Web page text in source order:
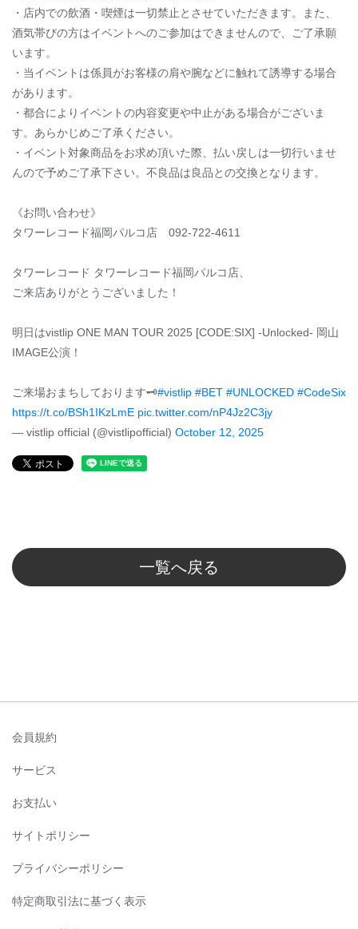
・店内での飲酒・喫煙は一切禁止とさせていただきます。また、
酒気帯びの方はイベントへのご参加はできませんので、ご了承願
います。
・当イベントは係員がお客様の肩や腕などに触れて誘導する場合
があります。
・都合によりイベントの内容変更や中止がある場合がございま
す。あらかじめご了承ください。
・イベント対象商品をお求め頂いた際、払い戻しは一切行いませ
んので予めご了承下さい。不良品は良品との交換となります。
《お問い合わせ》
タワーレコード福岡パルコ店 092-722-4611
タワーレコード タワーレコード福岡パルコ店、
ご来店ありがとうございました！
明日はvistlip ONE MAN TOUR 2025 [CODE:SIX] -Unlocked- 岡山
IMAGE公演！
ご来場おまちしております🗝️#vistlip #BET #UNLOCKED #CodeSix
https://t.co/BSh1IKzLmE pic.twitter.com/nP4Jz2C3jy
— vistlip official (@vistlipofficial) October 12, 2025
一覧へ戻る
会員規約
サービス
お支払い
サイトポリシー
プライバシーポリシー
特定商取引法に基づく表示